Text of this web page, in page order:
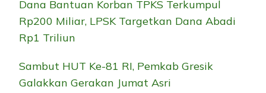
Dana Bantuan Korban TPKS Terkumpul
Rp200 Miliar, LPSK Targetkan Dana Abadi
Rp1 Triliun
Sambut HUT Ke-81 RI, Pemkab Gresik
Galakkan Gerakan Jumat Asri